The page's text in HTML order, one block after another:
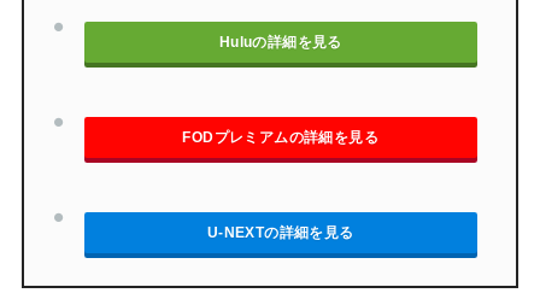
Huluの詳細を見る
FODプレミアムの詳細を見る
U-NEXTの詳細を見る